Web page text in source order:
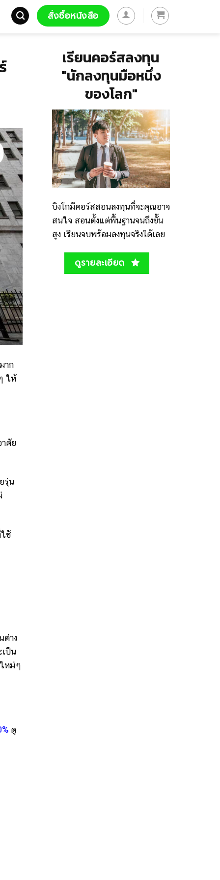
สั่งซื้อหนังสือ
าก
ให้
าศัย
รุ่น
ช้
ต่าง
เป็น
หม่ๆ
ดู
เรียนคอร์สลงทุน
"นักลงทุนมือหนึ่ง
ของโลก"
บิงโกมีคอร์สสอนลงทุนที่จะคุณอาจ
สนใจ สอนตั้งแต่พื้นฐานจนถึงขั้น
สูง เรียนจบพร้อมลงทุนจริงได้เลย
ดูรายละเอียด